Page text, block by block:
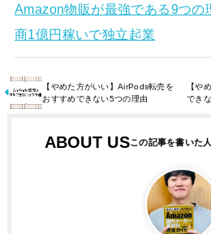
Amazon物販が最強である9つの
商1億円稼いで独立起業
【やめた方がいい】AirPods転売を
おすすめできない5つの理由
【や
でき
ABOUT US